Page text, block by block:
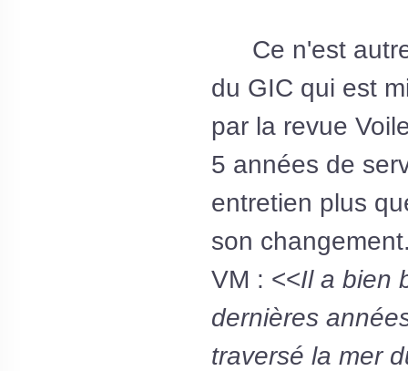
Ce n'est
du GIC qui est
par la revue
5 années de
entretien plus
son
VM : <<Il a bien
dernières
traversé la mer